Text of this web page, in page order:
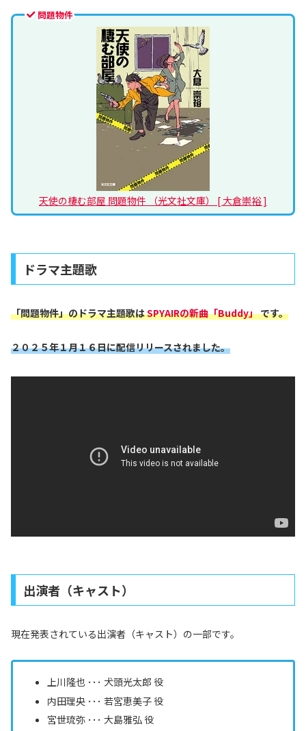
問題物件
天使の棲む部屋 問題物件 （光文社文庫） [ 大倉崇裕 ]
ドラマ主題歌
「問題物件」のドラマ主題歌はSPYAIRの新曲「Buddy」です。
２０２５年１月１６日に配信リリースされました。
出演者（キャスト）
現在発表されている出演者（キャスト）の一部です。
上川隆也 ･･･ 犬頭光太郎 役
内田理央 ･･･ 若宮恵美子 役
宮世琉弥 ･･･ 大島雅弘 役